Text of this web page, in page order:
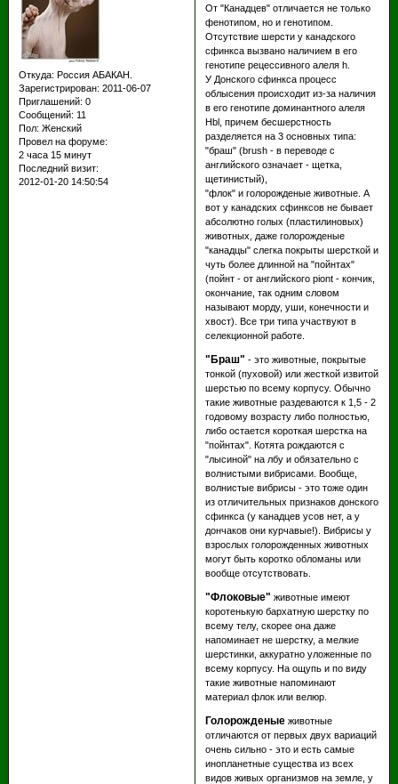
Откуда: Россия АБАКАН.
Зарегистрирован: 2011-06-07
Приглашений: 0
Сообщений: 11
Пол: Женский
Провел на форуме:
2 часа 15 минут
Последний визит:
2012-01-20 14:50:54
От "Канадцев" отличается не только
фенотипом, но и генотипом.
Отсутствие шерсти у канадского
сфинкса вызвано наличием в его
генотипе рецессивного алеля h.
У Донского сфинкса процесс
облысения происходит из-за наличия
в его генотипе доминантного алеля
Hbl, причем бесшерстность
разделяется на 3 основных типа:
"браш" (brush - в переводе с
английского означает - щетка,
щетинистый),
"флок" и голорожденые животные. А
вот у канадских сфинксов не бывает
абсолютно голых (пластилиновых)
животных, даже голорожденые
"канадцы" слегка покрыты шерсткой и
чуть более длинной на "пойнтах"
(пойнт - от английского piont - кончик,
окончание, так одним словом
называют морду, уши, конечности и
хвост). Все три типа участвуют в
селекционной работе.
"Браш" - это животные, покрытые
тонкой (пуховой) или жесткой извитой
шерстью по всему корпусу. Обычно
такие животные раздеваются к 1,5 - 2
годовому возрасту либо полностью,
либо остается короткая шерстка на
"пойнтах". Котята рождаются с
"лысиной" на лбу и обязательно с
волнистыми вибрисами. Вообще,
волнистые вибрисы - это тоже один
из отличительных признаков донского
сфинкса (у канадцев усов нет, а у
дончаков они курчавые!). Вибрисы у
взрослых голорожденных животных
могут быть коротко обломаны или
вообще отсутствовать.
"Флоковые" животные имеют
коротенькую бархатную шерстку по
всему телу, скорее она даже
напоминает не шерстку, а мелкие
шерстинки, аккуратно уложенные по
всему корпусу. На ощупь и по виду
такие животные напоминают
материал флок или велюр.
Голорожденыеживотные
отличаются от первых двух вариаций
очень сильно - это и есть самые
инопланетные существа из всех
видов живых организмов на земле, у